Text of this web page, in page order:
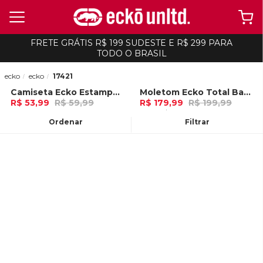
FRETE GRÁTIS R$ 199 SUDESTE E R$ 299 PARA
TODO O BRASIL
Ordenar Filtrar
ecko ecko 17421
-10%
Camiseta Ecko Estampada Branca
R$ 53,99 R$ 59,99
- 10%Moletom Ecko Total Basic Aberto Vermelho
R$ 179,99 R$ 199,99
6x de R$ 29,99 Ou